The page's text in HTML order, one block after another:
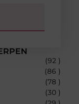
(92 )
(86 )
(78 )
(30 )